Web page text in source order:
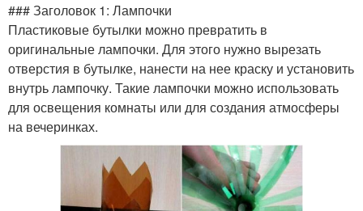
### Заголовок 1: Лампочки
Пластиковые бутылки можно превратить в
оригинальные лампочки. Для этого нужно вырезать
отверстия в бутылке, нанести на нее краску и установить
внутрь лампочку. Такие лампочки можно использовать
для освещения комнаты или для создания атмосферы
на вечеринках.